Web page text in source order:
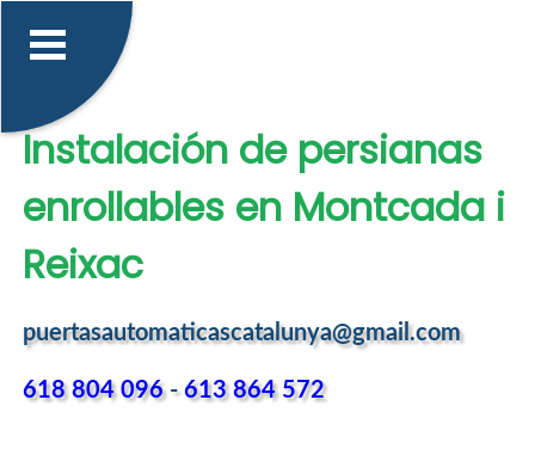
Instalación de persianas
enrollables en Montcada i
Reixac
puertasautomaticascatalunya@gmail.com
618 804 096 -613 864 572